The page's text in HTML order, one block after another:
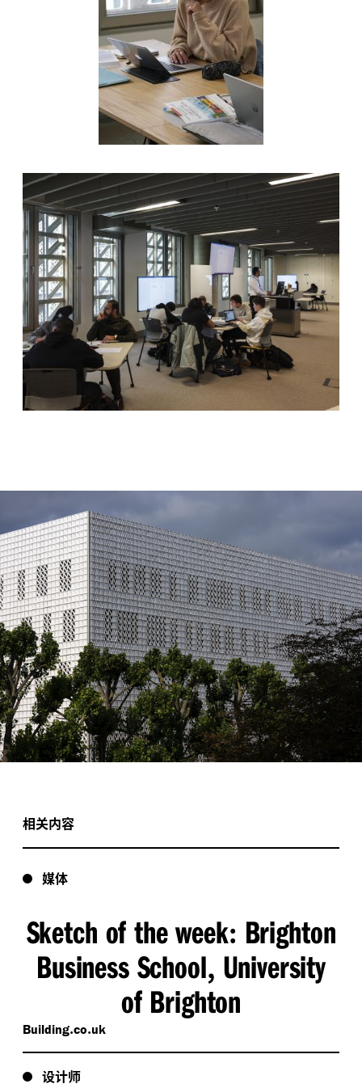
相关内容
媒体
Sketch of the week: Brighton
Business School, University
of Brighton
Building​.co​.uk
设计师